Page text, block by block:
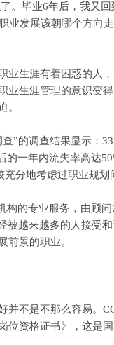
。毕业6年后，我又
业发展该朝哪个方向
业生涯有着困惑的人
业生涯管理的意识变
。
的调查结果显示：
的一年内流失率高达
分地考虑过职业规划
构的专业服务，由顾
被越来越多的人接受
前景的职业。
不是不那么容易。
位资格证书》，这是